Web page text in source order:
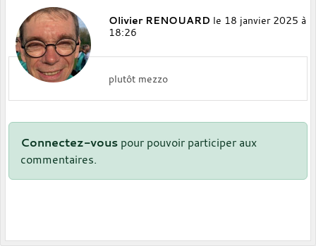
Olivier RENOUARD le 18 janvier 2025 à
18:26
plutôt mezzo
Connectez-vous pour pouvoir participer aux
commentaires.